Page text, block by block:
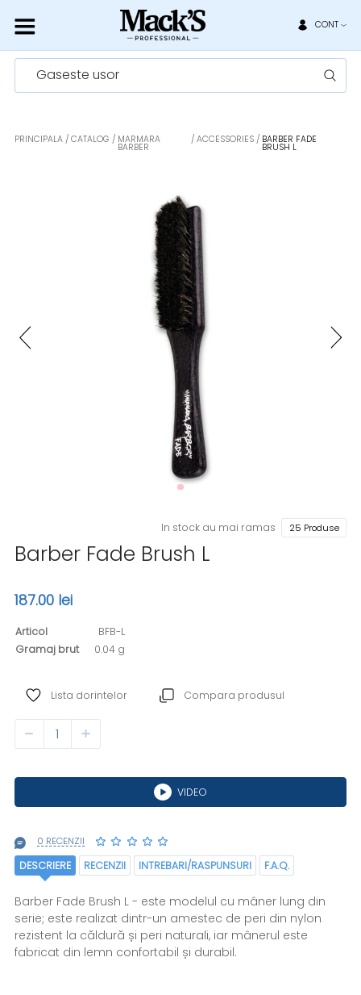
CONT
Gaseste usor
PRINCIPALA CATALOG MARMARA
BARBER
ACCESSORIES BARBER FADE
BRUSH L
In stock au mai ramas 25 Produse
Barber Fade Brush L
187.00 lei
Articol
BFB-L
Gramaj brut
0.04 g
Lista dorintelor Compara produsul
VIDEO
0 RECENZII
DESCRIERE RECENZII INTREBARI/RASPUNSURI F.A.Q.
Barber Fade Brush L - este modelul cu mâner lung din
serie; este realizat dintr-un amestec de peri din nylon
rezistent la căldură și peri naturali, iar mânerul este
fabricat din lemn confortabil și durabil.